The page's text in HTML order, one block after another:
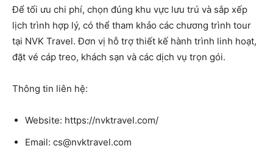
Để tối ưu chi phí, chọn đúng khu vực lưu trú và sắp xếp
lịch trình hợp lý, có thể tham khảo các chương trình tour
tại NVK Travel. Đơn vị hỗ trợ thiết kế hành trình linh hoạt,
đặt vé cáp treo, khách sạn và các dịch vụ trọn gói.
Thông tin liên hệ:
Website: https://nvktravel.com/
Email: cs@nvktravel.com